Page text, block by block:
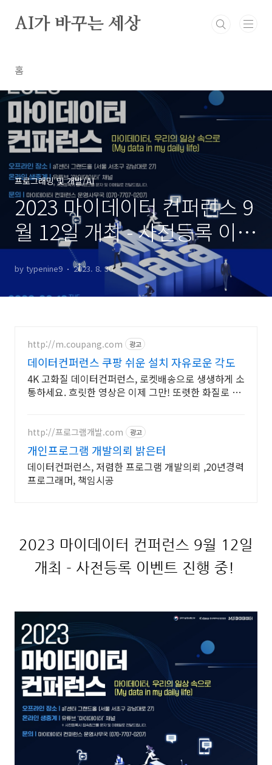
AI가 바꾸는 세상
홈
프로그래밍 및 개발/AI
2023 마이데이터 컨퍼런스 9
월 12일 개최 - 사전등록 이벤
트 진행 중!
by typenine9 2023. 8. 30.
http://m.coupang.com 광고
데이터컨퍼런스 쿠팡 쉬운 설치 자유로운 각도
4K 고화질 데이터컨퍼런스, 로켓배송으로 생생하게 소
통하세요. 흐릿한 영상은 이제 그만! 또렷한 화질로 온
http://프로그램개발.com 광고
개인프로그램 개발의뢰 밝은터
데이터컨퍼런스, 저렴한 프로그램 개발의뢰 ,20년경력
프로그래머, 책임시공
2023 마이데이터 컨퍼런스 9월 12일
개최 - 사전등록 이벤트 진행 중!